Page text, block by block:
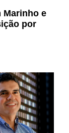
Marinho e
por